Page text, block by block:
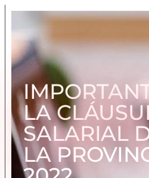
LA
SALARIAL
LA